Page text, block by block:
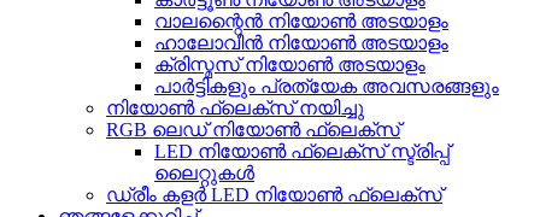
വാലന്റൈൻ നിയോൺ അടയാളം
ഹാലോവീൻ നിയോൺ അടയാളം
ക്രിസ്മസ് നിയോൺ അടയാളം
പാർട്ടികളും പ്രത്യേക അവസരങ്ങളും
നിയോൺ ഫ്ലെക്സ് നയിച്ചു
RGB ലെഡ് നിയോൺ ഫ്ലെക്സ്
LED നിയോൺ ഫ്ലെക്സ് സ്ട്രിപ്പ്
ലൈറ്റുകൾ
ഡ്രീം കളർ LED നിയോൺ ഫ്ലെക്സ്